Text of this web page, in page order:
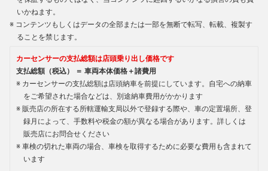
いかねます。
コンテンツもしくはデータの全部または一部を無断で転写、転載、複製す
ることを禁じます。
カーセンサーの支払総額は店頭乗り出し価格です
支払総額（税込） ＝ 車両本体価格＋諸費用
カーセンサーの支払総額は店頭納車を前提にしています。自宅への納車
をご希望された場合などは、別途納車費用がかかります
販売店の所在する所轄運輸支局以外で登録する際や、車の定置場所、登
録月によって、手数料や税金の額が異なる場合があります。詳しくは
販売店にお問合せください
車検の切れた車両の場合、車検を取得するために必要な費用も含まれて
います